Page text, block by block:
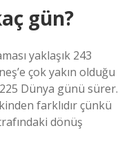
gün?
yaklaşık 243
çok yakın olduğu
225 Dünya günü sürer.
farklıdır çünkü
dönüş